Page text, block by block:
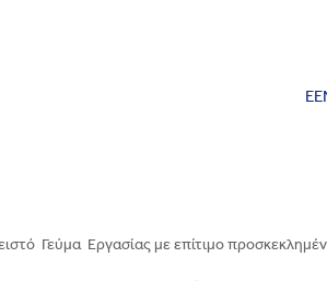
Γεύμα Εργασίας με επίτιμο